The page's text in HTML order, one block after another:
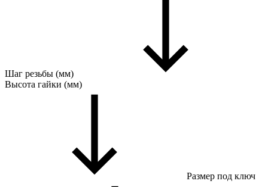
Шаг резьбы (мм)
Высота гайки (мм)
Размер под ключ